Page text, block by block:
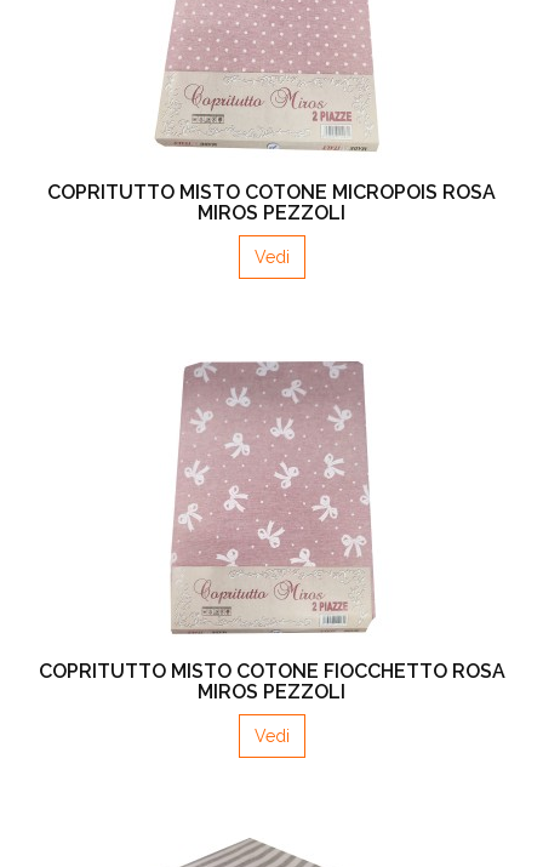
COPRITUTTO MISTO COTONE MICROPOIS ROSA
MIROS PEZZOLI
Vedi
COPRITUTTO MISTO COTONE FIOCCHETTO ROSA
MIROS PEZZOLI
Vedi